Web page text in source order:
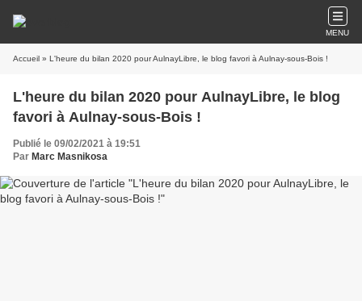
MENU
Accueil » L'heure du bilan 2020 pour AulnayLibre, le blog favori à Aulnay-sous-Bois !
L'heure du bilan 2020 pour AulnayLibre, le blog
favori à Aulnay-sous-Bois !
Publié le 09/02/2021 à 19:51
Par Marc Masnikosa